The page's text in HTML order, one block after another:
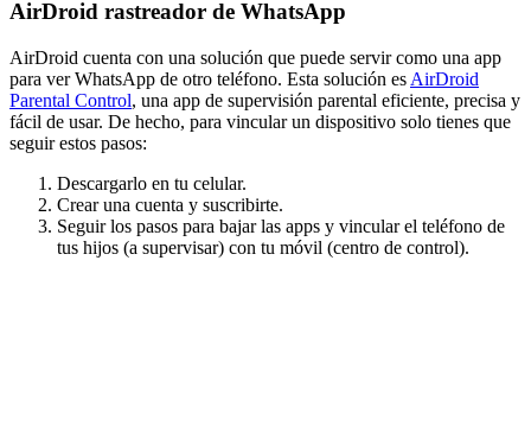
AirDroid rastreador de WhatsApp
AirDroid cuenta con una solución que puede servir como una app
para ver WhatsApp de otro teléfono. Esta solución es AirDroid
Parental Control, una app de supervisión parental eficiente, precisa y
fácil de usar. De hecho, para vincular un dispositivo solo tienes que
seguir estos pasos:
Descargarlo en tu celular.
Crear una cuenta y suscribirte.
Seguir los pasos para bajar las apps y vincular el teléfono de
tus hijos (a supervisar) con tu móvil (centro de control).